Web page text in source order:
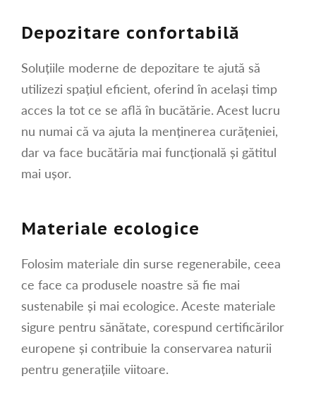
Depozitare confortabilă
Soluțiile moderne de depozitare te ajută să
utilizezi spațiul eficient, oferind în același timp
acces la tot ce se află în bucătărie. Acest lucru
nu numai că va ajuta la menținerea curățeniei,
dar va face bucătăria mai funcțională și gătitul
mai ușor.
Materiale ecologice
Folosim materiale din surse regenerabile, ceea
ce face ca produsele noastre să fie mai
sustenabile și mai ecologice. Aceste materiale
sigure pentru sănătate, corespund certificărilor
europene și contribuie la conservarea naturii
pentru generațiile viitoare.